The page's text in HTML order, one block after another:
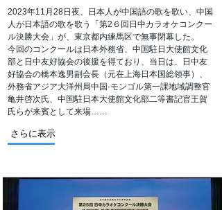
2023年11月28日夜、日本人が中国語の歌を歌い、中国
人が日本語の歌を歌う「第2６回日中カラオケコンクー
ル決勝大会」が、東京都内練馬区で無事閉幕した。
今回のコンクールは日本外務省、中国駐日大使館文化
部と日中友好協会の後援を得ており、当日は、日中友
好協会の橋本逸男副会長（元在上海日本国総領事）、
外務省アジア大洋州局中国·モンゴル第一課地域調整官
亀井啓次氏、中国駐日本大使館文化部二等書記官王賀
氏らが来賓として来場……
さらに表示